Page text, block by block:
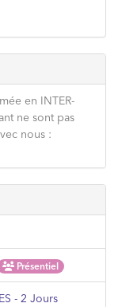
en INTER-
ne sont pas
nous :
Présentiel
- 2 Jours